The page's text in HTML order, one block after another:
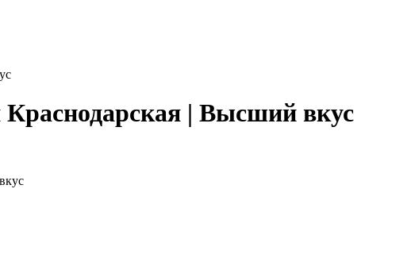
Краснодарская | Высший вкус